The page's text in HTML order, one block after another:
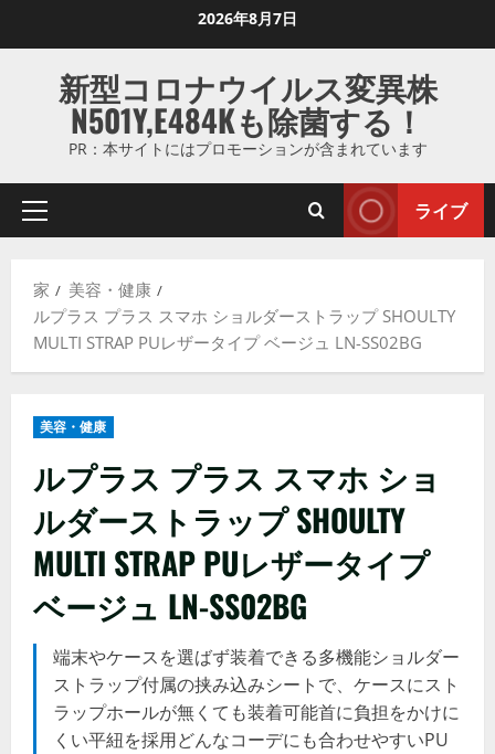
ス
ッ
2026年8月7日
新型コロナウイルス変異株
N501Y,E484Kも除菌する！
PR：本サイトにはプロモーションが含まれています
プ
マ
リ
メ
ー
ライブ
家
美容・健康
ルプラス プラス スマホ ショルダーストラップ SHOULTY
MULTI STRAP PUレザータイプ ベージュ LN-SS02BG
美容・健康
ルプラス プラス スマホ ショ
ルダーストラップ SHOULTY
MULTI STRAP PUレザータイプ
ベージュ LN-SS02BG
端末やケースを選ばず装着できる多機能ショルダー
ストラップ付属の挟み込みシートで、ケースにスト
ラップホールが無くても装着可能首に負担をかけに
くい平紐を採用どんなコーデにも合わせやすいPU